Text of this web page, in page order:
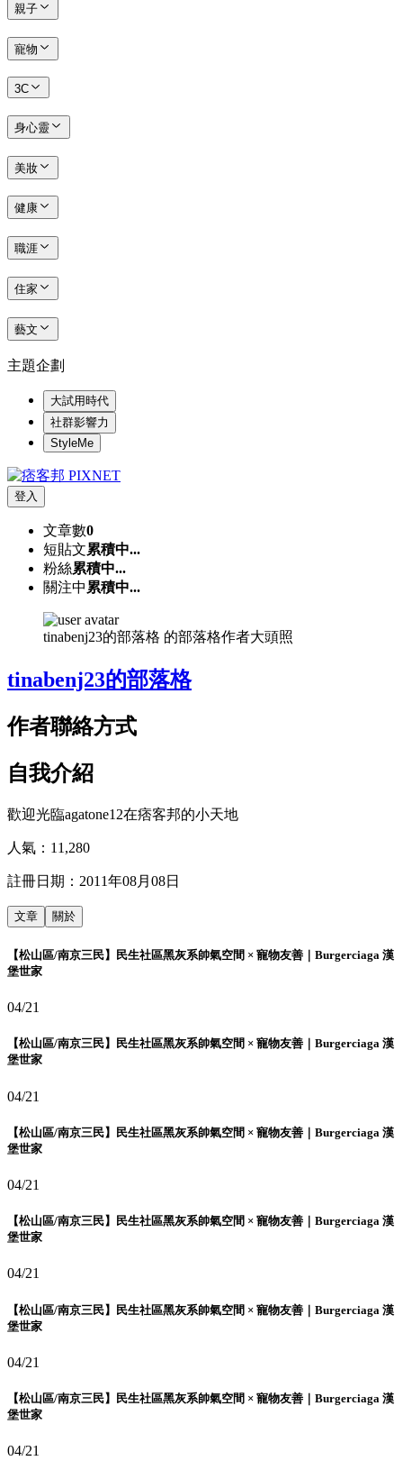
親子
寵物
3C
身心靈
美妝
健康
職涯
住家
藝文
主題企劃
大試用時代
社群影響力
StyleMe
登入
文章數0
短貼文累積中...
粉絲累積中...
關注中 累積中...
tinabenj23的部落格 的部落格作者大頭照
tinabenj23的部落格
作者聯絡方式
自我介紹
歡迎光臨agatone12在痞客邦的小天地
人氣： 11,280
註冊日期： 2011年08月08日
文章 關於
【松山區/南京三民】民生社區黑灰系帥氣空間 × 寵物友善｜Burgerciaga 漢
堡世家
04/21
【松山區/南京三民】民生社區黑灰系帥氣空間 × 寵物友善｜Burgerciaga 漢
堡世家
04/21
【松山區/南京三民】民生社區黑灰系帥氣空間 × 寵物友善｜Burgerciaga 漢
堡世家
04/21
【松山區/南京三民】民生社區黑灰系帥氣空間 × 寵物友善｜Burgerciaga 漢
堡世家
04/21
【松山區/南京三民】民生社區黑灰系帥氣空間 × 寵物友善｜Burgerciaga 漢
堡世家
04/21
【松山區/南京三民】民生社區黑灰系帥氣空間 × 寵物友善｜Burgerciaga 漢
堡世家
04/21